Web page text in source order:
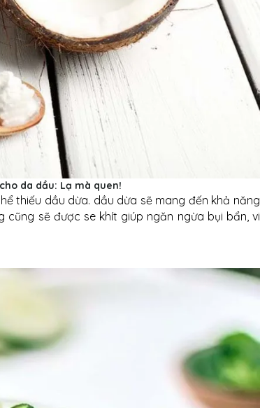
da dầu: Lạ mà quen!
thiếu dầu dừa. dầu dừa sẽ mang đến khả năng
sẽ được se khít giúp ngăn ngừa bụi bẩn, vi